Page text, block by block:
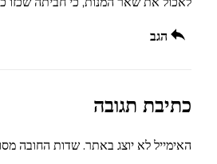
הגב
כתיבת תגובה
האימייל לא יוצג באתר.שדות החובה